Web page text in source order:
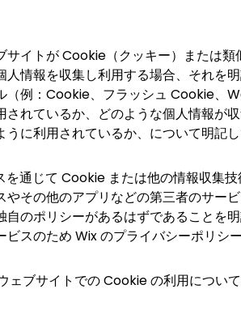
サイトが Cookie（クッキー）または類
人情報を収集し利用する場合、それを
（例：Cookie、フラッシュ Cookie、
されているか、どのような個人情報が
うに利用されているか、について明記し
を通じて Cookie または他の情報収集
やその他のアプリなどの第三者のサー
自のポリシーがあるはずであることを
ビスのため Wix のプライバシーポリシ
ェブサイトでの Cookie の利用につい